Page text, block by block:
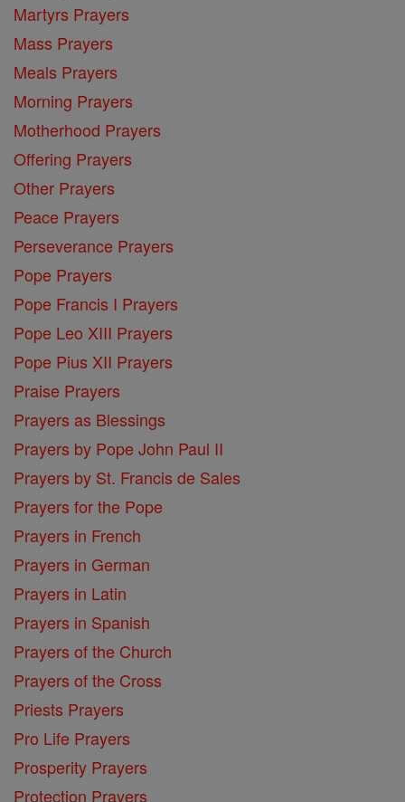
Martyrs Prayers
Mass Prayers
Meals Prayers
Morning Prayers
Motherhood Prayers
Offering Prayers
Other Prayers
Peace Prayers
Perseverance Prayers
Pope Prayers
Pope Francis I Prayers
Pope Leo XIII Prayers
Pope Pius XII Prayers
Praise Prayers
Prayers as Blessings
Prayers by Pope John Paul II
Prayers by St. Francis de Sales
Prayers for the Pope
Prayers in French
Prayers in German
Prayers in Latin
Prayers in Spanish
Prayers of the Church
Prayers of the Cross
Priests Prayers
Pro Life Prayers
Prosperity Prayers
Protection Prayers